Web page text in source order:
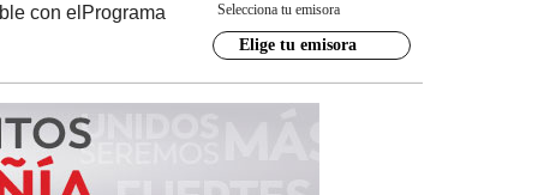
con el Programa Selecciona tu emisora
Elige tu emisora